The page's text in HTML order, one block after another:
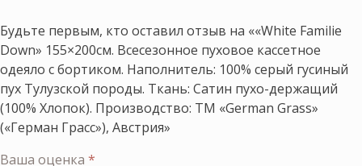
Будьте первым, кто оставил отзыв на ««White Familie
Down» 155×200см. Всесезонное пуховое кассетное
одеяло с бортиком. Наполнитель: 100% серый гусиный
пух Тулузской породы. Ткань: Сатин пухо-держащий
(100% Хлопок). Производство: ТМ «German Grass»
(«Герман Грасс»), Австрия»
Ваша оценка *